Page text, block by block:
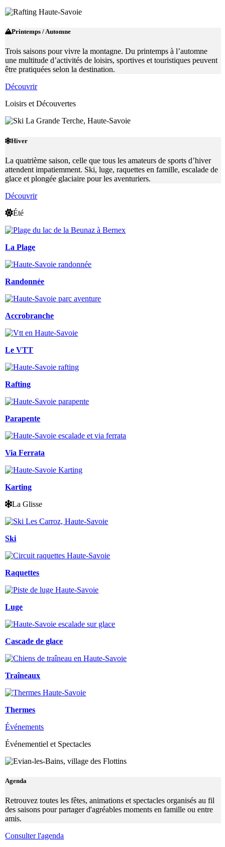
Printemps / Automne
Trois saisons pour vivre la montagne. Du printemps à l’automne
une multitude d’activités de loisirs, sportives et touristiques peuvent
être pratiquées selon la destination.
Découvrir
Loisirs et Découvertes
Hiver
La quatrième saison, celle que tous les amateurs de sports d’hiver
attendent impatiemment. Ski, luge, raquettes en famille, escalade de
glace et plongée glaciaire pour les aventuriers.
Découvrir
Été
La Plage
Randonnée
Accrobranche
Le VTT
Rafting
Parapente
Via Ferrata
Karting
La Glisse
Ski
Raquettes
Luge
Cascade de glace
Traîneaux
Thermes
Événements
Événementiel et Spectacles
Agenda
Retrouvez toutes les fêtes, animations et spectacles organisés au fil
des saisons pour partager d'agréables moments en famille ou entre
amis.
Consulter l'agenda